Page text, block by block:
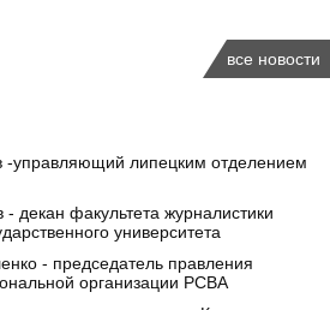
все новости
-управляющий липецким отделением
декан факультета журналистики
университета
- председатель правления
организации РСВА